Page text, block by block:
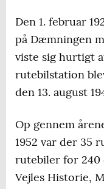
Den 1. februar
på Dæmningen
viste sig hurtigt
rutebilstation
den 13. august
Op gennem
1952 var der 35
rutebiler for 240
Vejles Historie,